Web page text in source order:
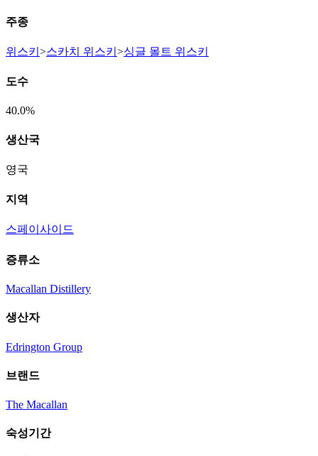
주종
위스키 >스카치 위스키 >싱글 몰트 위스키
도수
40.0%
생산국
영국
지역
스페이사이드
증류소
Macallan Distillery
생산자
Edrington Group
브랜드
The Macallan
숙성기간